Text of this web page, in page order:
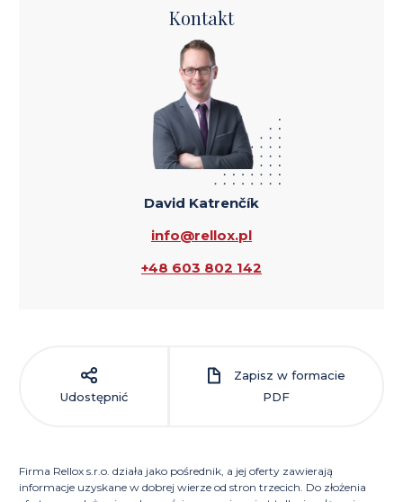
Kontakt
David Katrenčík
info@rellox.pl
+48 603 802 142
Udostępnić
Zapisz w formacie
PDF
Firma Rellox s.r.o. działa jako pośrednik, a jej oferty zawierają
informacje uzyskane w dobrej wierze od stron trzecich. Do złożenia